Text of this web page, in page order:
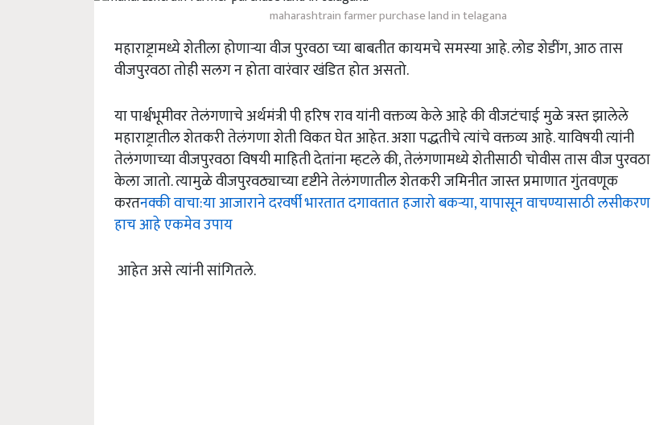
maharashtrain farmer purchase land in telagana
महाराष्ट्रामध्ये शेतीला होणाऱ्या वीज पुरवठा च्या बाबतीत कायमचे समस्या आहे. लोड शेडींग, आठ तास
वीजपुरवठा तोही सलग न होता वारंवार खंडित होत असतो.
या पार्श्वभूमीवर तेलंगणाचे अर्थमंत्री पी हरिष राव यांनी वक्तव्य केले आहे की वीजटंचाई मुळे त्रस्त झालेले
महाराष्ट्रातील शेतकरी तेलंगणा शेती विकत घेत आहेत. अशा पद्धतीचे त्यांचे वक्तव्य आहे. याविषयी त्यांनी
तेलंगणाच्या वीजपुरवठा विषयी माहिती देतांना म्हटले की, तेलंगणामध्ये शेतीसाठी चोवीस तास वीज पुरवठा
केला जातो. त्यामुळे वीजपुरवठ्याच्या दृष्टीने तेलंगणातील शेतकरी जमिनीत जास्त प्रमाणात गुंतवणूक
करतनक्की वाचा:या आजाराने दरवर्षी भारतात दगावतात हजारो बकऱ्या, यापासून वाचण्यासाठी लसीकरण
हाच आहे एकमेव उपाय
आहेत असे त्यांनी सांगितले.